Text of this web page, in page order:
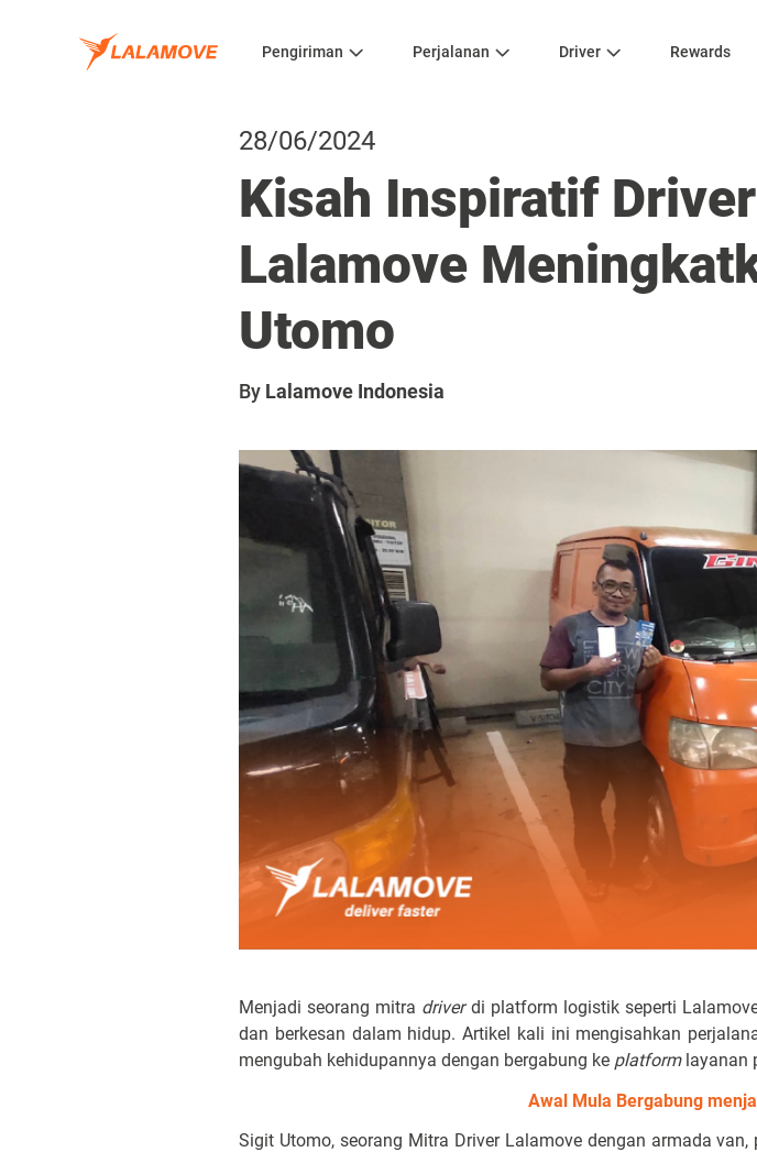
Pengiriman Perjalanan Driver Rewards
28/06/2024
Kisah Inspiratif
Lalamove
Utomo
By Lalamove Indonesia
Menjadi seorang mitra driverdi platform logistik seperti
dan berkesan dalam hidup. Artikel kali ini mengisahkan
mengubah kehidupannya dengan bergabung ke platformlayanan
Awal Mula Bergabung
Sigit Utomo, seorang Mitra Driver Lalamove dengan armada